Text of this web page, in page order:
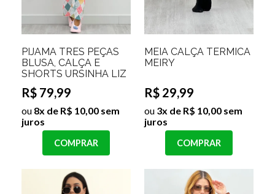
PIJAMA TRÊS PEÇAS
BLUSA, CALÇA E
SHORTS URSINHA LIZ
R$ 79,99
ou 8x de R$ 10,00 sem
juros
COMPRAR
MEIA CALÇA TERMICA
MEIRY
R$ 29,99
ou 3x de R$ 10,00 sem
juros
COMPRAR